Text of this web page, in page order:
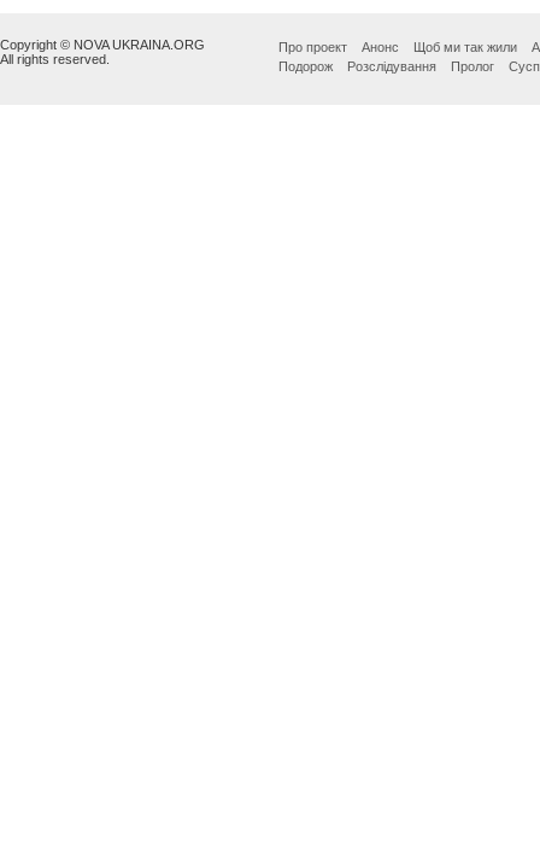
Copyright © NOVA UKRAINA.ORG
All rights reserved.
Про проект Анонс Щоб ми так жили
Подорож
Розслідування Пролог